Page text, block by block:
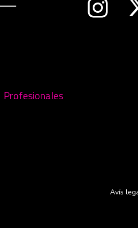
Abre
Profesionales
Avís